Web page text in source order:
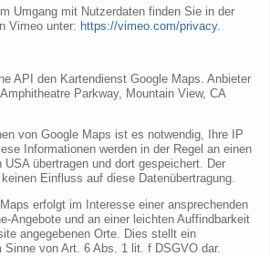
Umgang mit Nutzerdaten finden Sie in der
Vimeo unter: https://vimeo.com/privacy.
API den Kartendienst Google Maps. Anbieter
Parkway, Mountain View, CA
von Google Maps ist es notwendig, Ihre IP
Informationen werden in der Regel an einen
übertragen und dort gespeichert. Der
Einfluss auf diese Datenübertragung.
erfolgt im Interesse einer ansprechenden
Angebote und an einer leichten Auffindbarkeit
angegebenen Orte. Dies stellt ein
Sinne von Art. 6 Abs. 1 lit. f DSGVO dar.